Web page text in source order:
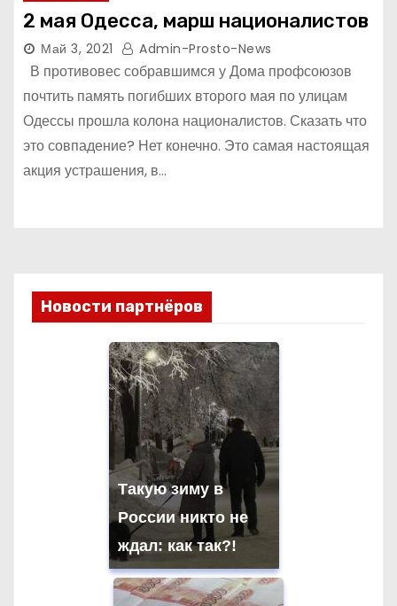
2 мая Одесса, марш националистов
Май 3, 2021 Admin-Prosto-News
В противовес собравшимся у Дома профсоюзов
почтить память погибших второго мая по улицам
Одессы прошла колона националистов. Сказать что
это совпадение? Нет конечно. Это самая настоящая
акция устрашения, в…
Новости партнёров
Такую зиму в
России никто не
ждал: как так?!